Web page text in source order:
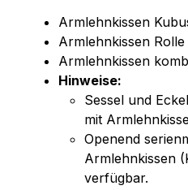
Armlehnkissen
Armlehnkissen Rolle
Armlehnkissen
Hinweise:
Sessel und
mit
Openend
Armlehnkissen
verfügbar.